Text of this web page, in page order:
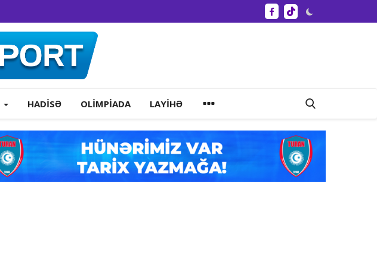
HADISƏ OLIMPIADA LAYIHƏ